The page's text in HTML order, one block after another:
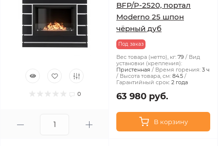
0
BFP/P-2520, портал
Moderno 25 шпон
чёрный дуб
Под заказ
Вес товара (нетто), кг: 79
Вид
установки (крепления):
Пристенная
Время горения: 3 ч
Высота товара, см: 84.5
Гарантийный срок: 2 года
63 980 руб.
В корзину